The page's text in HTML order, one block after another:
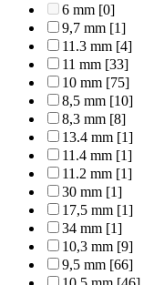
6 mm [0]
9,7 mm [1]
11.3 mm [4]
11 mm [33]
10 mm [75]
8,5 mm [10]
8,3 mm [8]
13.4 mm [1]
11.4 mm [1]
11.2 mm [1]
30 mm [1]
17,5 mm [1]
34 mm [1]
10,3 mm [9]
9,5 mm [66]